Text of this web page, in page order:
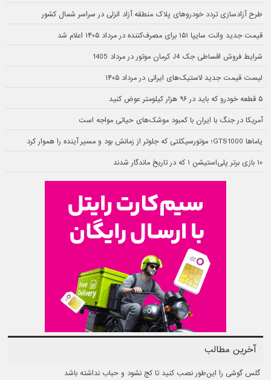
طرح آزادسازی تردد خودروهای پلاک منطقه آزاد انزلی در سراسر شمال کشور
قیمت جدید وانت سایپا ۱۵۱ برای مصرف‌کننده در مرداد ۱۴۰۵ اعلام شد
شرایط فروش اقساطی جک J4 کرمان موتور در مرداد 1405
لیست قیمت جدید لاستیک‌های ایرانی در مرداد ۱۴۰۵
۵ قطعه خودرو که باید در ۹۶ هزار کیلومتر عوض کنید
آمریکا در جنگ با ایران با کمبود موشک‌های حیاتی مواجه است
یاماها GTS1000؛ موتورسیکلتی که جلوتر از زمانش بود و مسیر آینده را هموار کرد
۱۰ بازی برتر پلی‌استیشن ۱ که در تاریخ ماندگار شدند
آخرین مطالب
گلس گوشی را این‌طور نصب کنید تا کج نشود و حباب نداشته باشد